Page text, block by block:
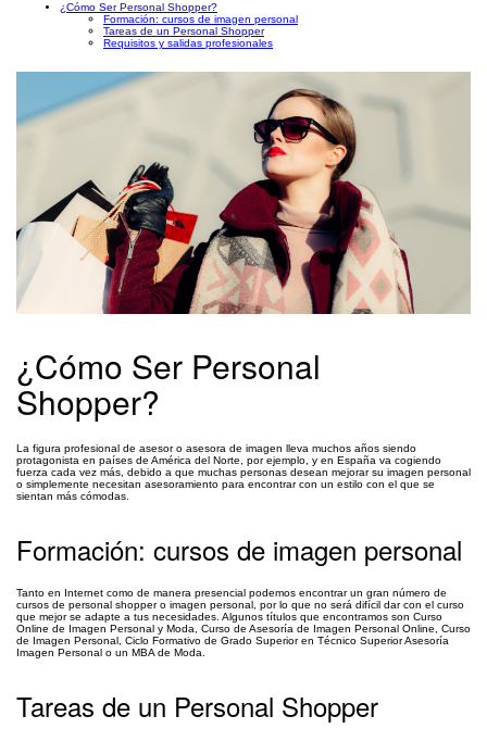
¿Cómo Ser Personal Shopper?
Formación: cursos de imagen personal
Tareas de un Personal Shopper
Requisitos y salidas profesionales
¿Cómo Ser Personal
Shopper?
La figura profesional de asesor o asesora de imagen lleva muchos años siendo
protagonista en países de América del Norte, por ejemplo, y en España va cogiendo
fuerza cada vez más, debido a que muchas personas desean mejorar su imagen personal
o simplemente necesitan asesoramiento para encontrar con un estilo con el que se
sientan más cómodas.
Formación: cursos de imagen personal
Tanto en Internet como de manera presencial podemos encontrar un gran número de
cursos de personal shopper o imagen personal, por lo que no será difícil dar con el curso
que mejor se adapte a tus necesidades. Algunos títulos que encontramos son Curso
Online de Imagen Personal y Moda, Curso de Asesoría de Imagen Personal Online, Curso
de Imagen Personal, Ciclo Formativo de Grado Superior en Técnico Superior Asesoría
Imagen Personal o un MBA de Moda.
Tareas de un Personal Shopper